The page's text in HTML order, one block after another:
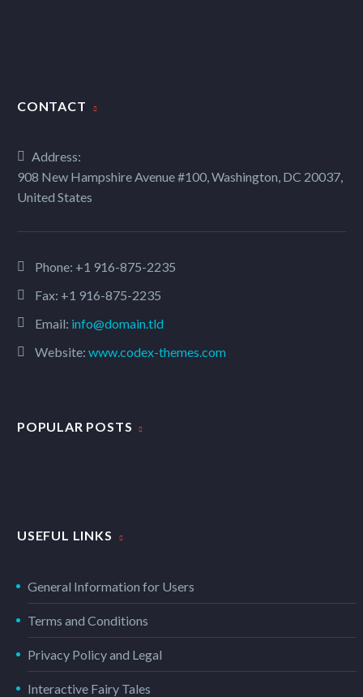
CONTACT
Address:
908 New Hampshire Avenue #100, Washington, DC 20037,
United States
Phone: +1 916-875-2235
Fax: +1 916-875-2235
Email: info@domain.tld
Website: www.codex-themes.com
POPULAR POSTS
USEFUL LINKS
General Information for Users
Terms and Conditions
Privacy Policy and Legal
Interactive Fairy Tales